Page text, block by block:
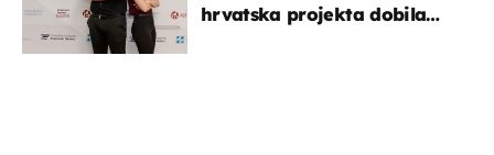
hrvatska projekta dobila